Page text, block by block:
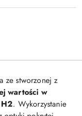
ze stworzonej z
wartości w
. Wykorzystanie